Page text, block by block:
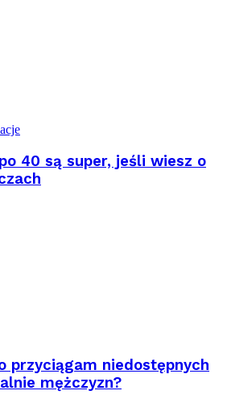
40 są super, jeśli wiesz o
przyciągam niedostępnych
mężczyzn?